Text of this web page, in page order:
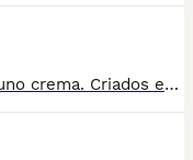
Nueva camada de gatos persas hay uno crema. Criados en ambiente familiar, se pueden envíar. Padres testados de FiV Y Felv Se entregarían con 9/10 semanas y con la primera vacuna, desparasitados y con cartilla veterinaria. Para mas información por wasap al 610704512, se recojen en Lérida, cerca de Cervera